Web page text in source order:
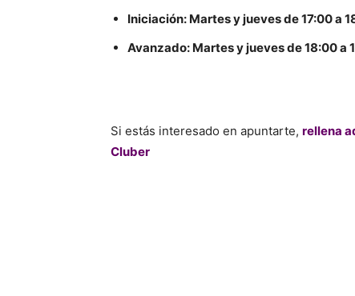
Iniciación: Martes y jueves de 17:00 a
Avanzado: Martes y jueves de 18:00 a
Si estás interesado en apuntarte, rellena
Cluber